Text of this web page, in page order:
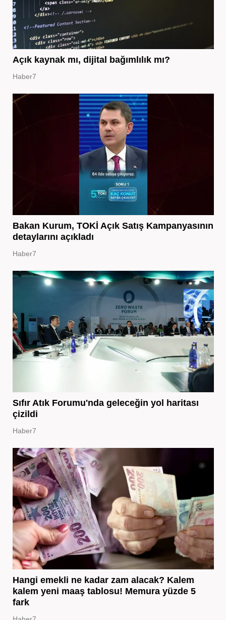
Açık kaynak mı, dijital bağımlılık mı?
Haber7
Bakan Kurum, TOKİ Açık Satış Kampanyasının
detaylarını açıkladı
Haber7
Sıfır Atık Forumu'nda geleceğin yol haritası
çizildi
Haber7
Hangi emekli ne kadar zam alacak? Kalem
kalem yeni maaş tablosu! Memura yüzde 5
fark